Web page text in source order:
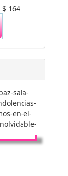
$ 164